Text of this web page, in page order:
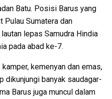
Batu. Posisi Barus yang
Pulau Sumatera dan
lepas Samudra Hindia
pada abad ke-7.
kemenyan dan emas,
dikunjungi banyak saudagar-
Barus juga muncul dalam